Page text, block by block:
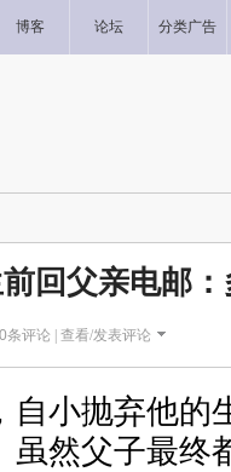
博客 论坛 分类广告
回父亲电邮
0条评论 | 查看/发表评论
自小抛弃他的
虽然父子最终